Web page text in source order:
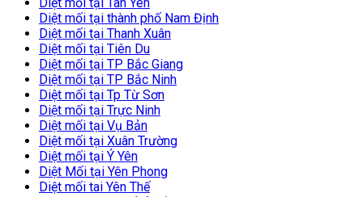
Diệt mối tại thành phố Nam Định
Diệt mối tại Thanh Xuân
Diệt mối tại Tiên Du
Diệt mối tại TP Bắc Giang
Diệt mối tại TP Bắc Ninh
Diệt mối tại Tp Từ Sơn
Diệt mối tại Trực Ninh
Diệt mối tại Vụ Bản
Diệt mối tại Xuân Trường
Diệt mối tại Ý Yên
Diệt Mối tại Yên Phong
Diệt mối tai Yên Thế